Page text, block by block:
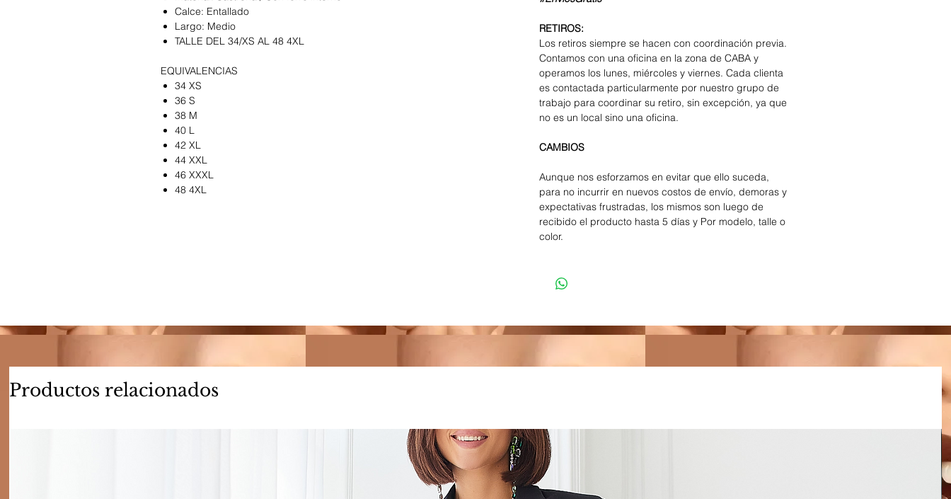
Calce: Entallado
Largo: Medio
TALLE DEL 34/XS AL 48 4XL
EQUIVALENCIAS
34 XS
36 S
38 M
40 L
42 XL
44 XXL
46 XXXL
48 4XL
RETIROS:
Los retiros siempre se hacen con coordinación previa.
Contamos con una oficina en la zona de CABA y
operamos los lunes, miércoles y viernes. Cada clienta
es contactada particularmente por nuestro grupo de
trabajo para coordinar su retiro, sin excepción, ya que
no es un local sino una oficina.
CAMBIOS
Aunque nos esforzamos en evitar que ello suceda,
para no incurrir en nuevos costos de envío, demoras y
expectativas frustradas, los mismos son luego de
recibido el producto hasta 5 días y Por modelo, talle o
color.
Productos relacionados